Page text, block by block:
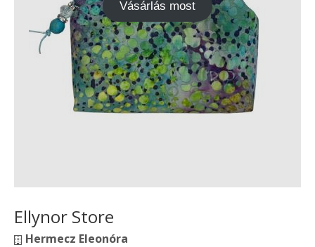
Vásárlás most
Ellynor Store
Hermecz Eleonóra